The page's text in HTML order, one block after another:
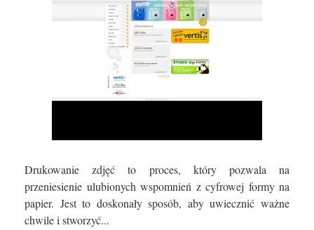
Drukowanie zdjęć to proces, który pozwala na
przeniesienie ulubionych wspomnień z cyfrowej formy na
papier. Jest to doskonały sposób, aby uwiecznić ważne
chwile i stworzyć...